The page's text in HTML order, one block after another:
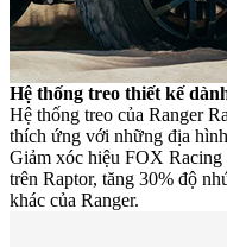
Hệ thống treo thiết kế
Hệ thống treo của Ranger
thích ứng với những địa
Giảm xóc hiệu FOX Racing
trên Raptor, tăng 30% độ
khác của Ranger.